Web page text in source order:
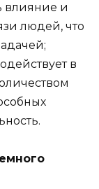
влияние и
людей, что
в